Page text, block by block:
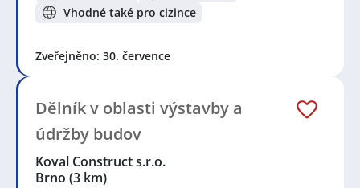
Vhodné také pro cizince
Zveřejněno: 30. července
Dělník v oblasti výstavby a
údržby budov
Koval Construct s.r.o.
Brno (3 km)